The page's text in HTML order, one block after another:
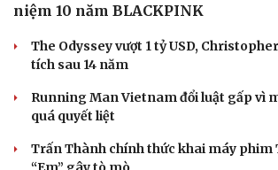
Doanh nghiệp
Công nghệ
niệm 10 năm BLACKPINK
The Odyssey vượt 1 tỷ USD,
tích sau 14 năm
Running Man Vietnam đổi luật gấp vì
quá quyết liệt
Trấn Thành chính thức khai máy phim